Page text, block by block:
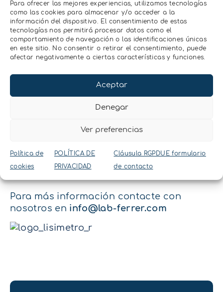
Para ofrecer las mejores experiencias, utilizamos tecnologías
como las cookies para almacenar y/o acceder a la
información del dispositivo. El consentimiento de estas
tecnologías nos permitirá procesar datos como el
comportamiento de navegación o las identificaciones únicas
en este sitio. No consentir o retirar el consentimiento, puede
afectar negativamente a ciertas características y funciones.
Aceptar
Denegar
Ver preferencias
Política de
cookies
POLÍTICA DE
PRIVACIDAD
Cláusula RGPDUE formulario
de contacto
Tensiómetros
Si por lo contrario, se realizan medidas en
el rango más húmedo (0KPa a -80 KPa), los
tensiómetros tienen una buena precisión
en este rango de medida. Es de extrema
importancia que se conserve la
estructura del suelo y que no se altere.
sistema Hyprop, puede determinar la
Curva de Retención de Humedad de
muestra inalterada.
Para más información contacte con
nosotros en info@lab-ferrer.com